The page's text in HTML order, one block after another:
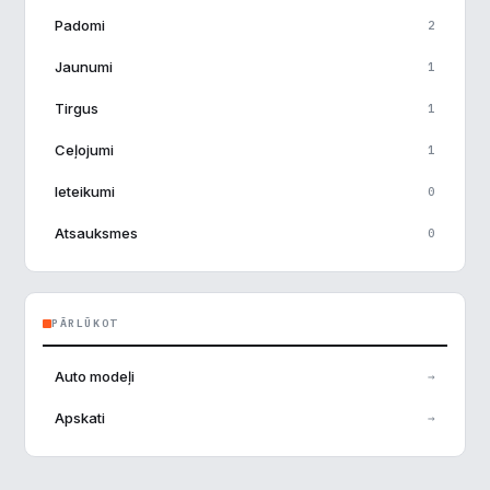
Padomi 2
Jaunumi 1
Tirgus 1
Ceļojumi 1
Ieteikumi 0
Atsauksmes 0
PĀRLŪKOT
Auto modeļi →
Apskati →